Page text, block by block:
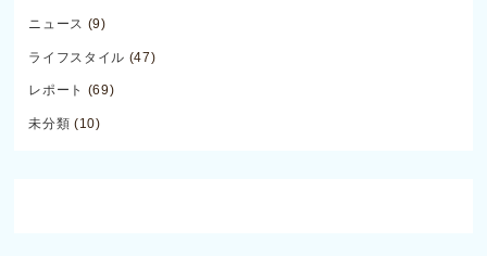
ニュース (9)
ライフスタイル (47)
レポート (69)
未分類 (10)